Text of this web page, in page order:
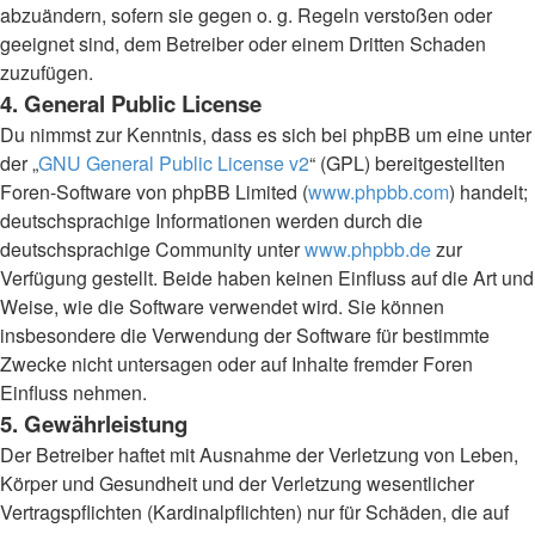
abzuändern, sofern sie gegen o. g. Regeln verstoßen oder
geeignet sind, dem Betreiber oder einem Dritten Schaden
zuzufügen.
4. General Public License
Du nimmst zur Kenntnis, dass es sich bei phpBB um eine unter
der „GNU General Public License v2“ (GPL) bereitgestellten
Foren-Software von phpBB Limited (www.phpbb.com) handelt;
deutschsprachige Informationen werden durch die
deutschsprachige Community unterwww.phpbb.dezur
Verfügung gestellt. Beide haben keinen Einfluss auf die Art und
Weise, wie die Software verwendet wird. Sie können
insbesondere die Verwendung der Software für bestimmte
Zwecke nicht untersagen oder auf Inhalte fremder Foren
Einfluss nehmen.
5. Gewährleistung
Der Betreiber haftet mit Ausnahme der Verletzung von Leben,
Körper und Gesundheit und der Verletzung wesentlicher
Vertragspflichten (Kardinalpflichten) nur für Schäden, die auf